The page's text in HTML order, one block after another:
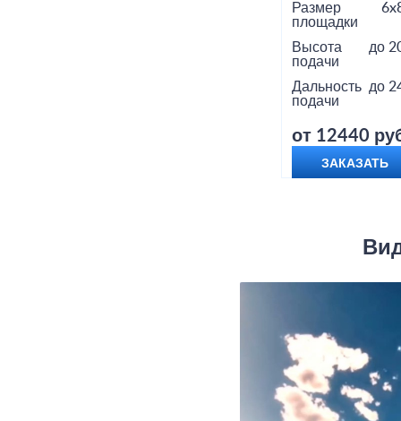
Размер
площадки
Высота
подачи
до
Дальность
подачи
до
от 12440
ЗАКАЗАТЬ